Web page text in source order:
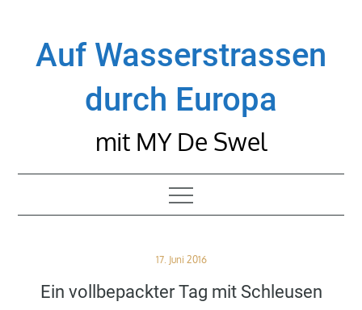
contentAuf Wasserstrassen
durch Europa
mit MY De Swel
Posted
17. Juni 2016
Ein vollbepackter Tag mit Schleusen